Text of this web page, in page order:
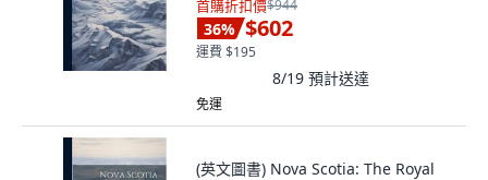
首購折扣價$944
36% $602
運費 $195
8/19 預計送達
免運
(英文圖書) Nova Scotia: The Royal